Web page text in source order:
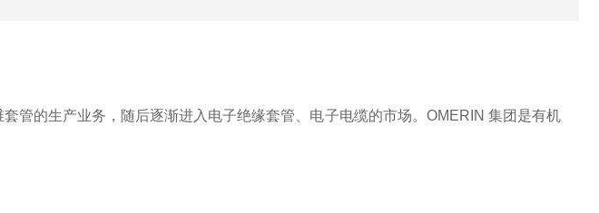
管的生产业务，随后逐渐进入电子绝缘套管、电子电缆的市场。OMERIN 集团是有机